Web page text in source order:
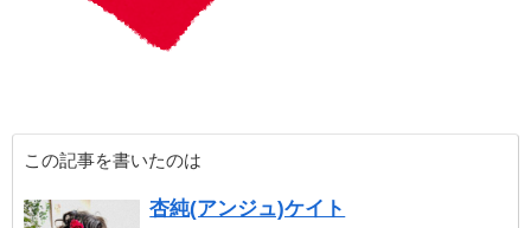
この記事を書いたのは
杏純(アンジュ)ケイト